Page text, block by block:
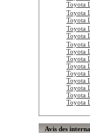
Toyota
Toyota
Toyota
Toyota
Toyota
Toyota
Toyota
Toyota
Toyota
Toyota
Toyota
Toyota
Toyota
Toyota
Avis des